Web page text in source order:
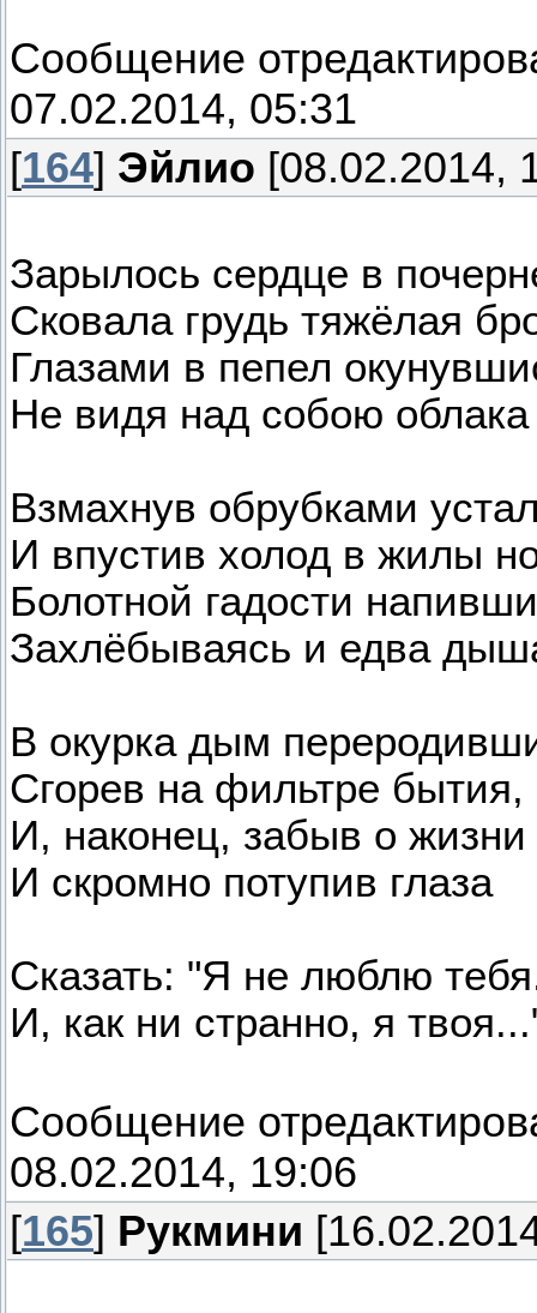
Сообщение
07.02.2014, 05:31
[164] Эйлио [08.02.2014,
Зарылось сердце в
Сковала грудь тяжёлая
Глазами в пепел
Не видя над собою облака
Взмахнув обрубками
И впустив холод в жилы
Болотной гадости
Захлёбываясь и едва
В окурка дым
Сгорев на фильтре бытия,
И, наконец, забыв о жизни
И скромно потупив глаза
Сказать: "Я не люблю
И, как ни странно, я
Сообщение
08.02.2014, 19:06
[165] Рукмини